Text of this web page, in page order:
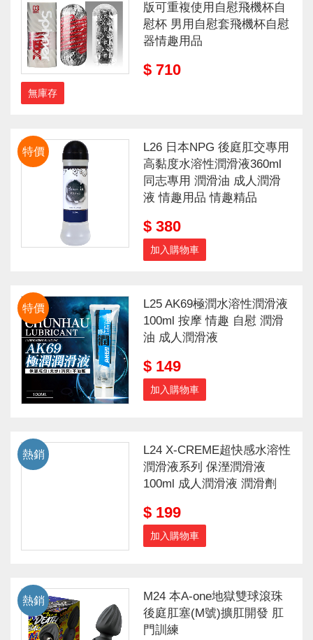
版可重複使用自慰飛機杯自
慰杯 男用自慰套飛機杯自慰
器情趣用品
$ 710
無庫存
L26 日本NPG 後庭肛交專用
高黏度水溶性潤滑液360ml
同志專用 潤滑油 成人潤滑
液 情趣用品 情趣精品
$ 380
加入購物車
特價
L25 AK69極潤水溶性潤滑液
100ml 按摩 情趣 自慰 潤滑
油 成人潤滑液
$ 149
加入購物車
特價
L24 X-CREME超快感水溶性
潤滑液系列 保溼潤滑液
100ml 成人潤滑液 潤滑劑
$ 199
加入購物車
熱銷
M24 本A-one地獄雙球滾珠
後庭肛塞(M號)擴肛開發 肛
門訓練
熱銷